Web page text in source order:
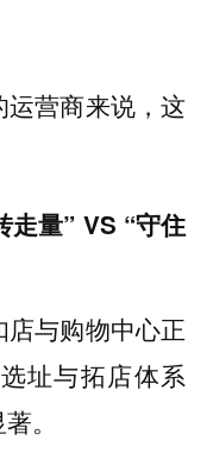
营商来说，这
走量” VS “守住
与购物中心正
址与拓店体系
著。